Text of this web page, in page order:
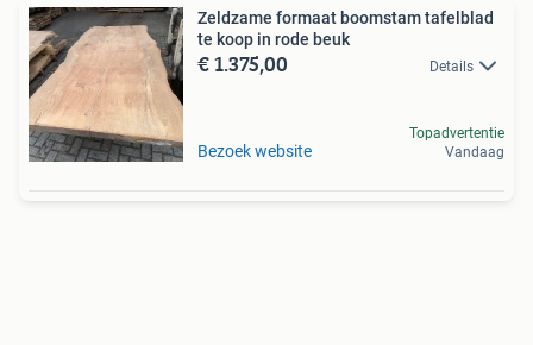
Zeldzame formaat boomstam tafelblad
te koop in rode beuk
€ 1.375,00 Details
Bezoek website
Topadvertentie
Vandaag